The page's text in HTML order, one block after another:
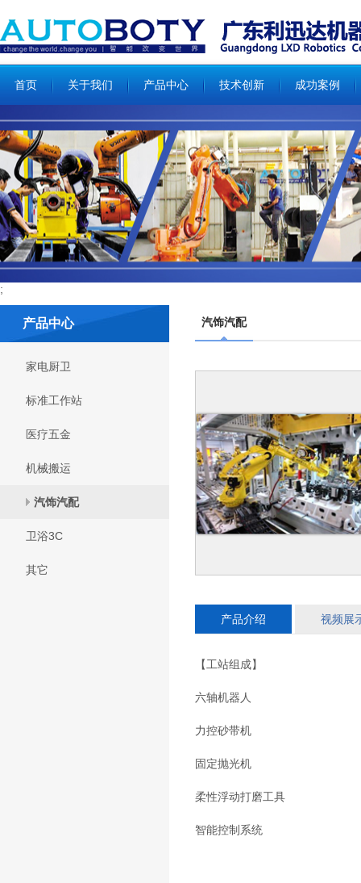
首页 关于我们 产品中心 技术创新 成功案例
;
产品中心
家电厨卫
标准工作站
医疗五金
机械搬运
汽饰汽配
卫浴3C
其它
汽饰汽配
产品介绍 视频展
【工站组成】
六轴机器人
力控砂带机
固定抛光机
柔性浮动打磨工具
智能控制系统